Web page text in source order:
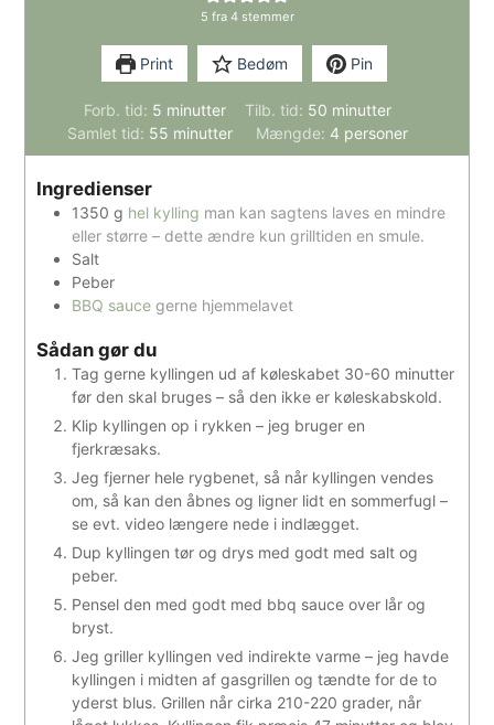
5 fra 4stemmer
Print Bedøm Pin
Forb. tid: 5 minutter
minutter Tilb. tid: 50 minutter
minutter
Samlet tid: 55 minutter
minutter Mængde: 4 personer
Ingredienser
1350 g hel kylling man kan sagtens laves en mindre
eller større – dette ændre kun grilltiden en smule.
Salt
Peber
BBQ sauce gerne hjemmelavet
Sådan gør du
Tag gerne kyllingen ud af køleskabet 30-60 minutter
før den skal bruges – så den ikke er køleskabskold.
Klip kyllingen op i rykken – jeg bruger en
fjerkræsaks.
Jeg fjerner hele rygbenet, så når kyllingen vendes
om, så kan den åbnes og ligner lidt en sommerfugl –
se evt. video længere nede i indlægget.
Dup kyllingen tør og drys med godt med salt og
peber.
Pensel den med godt med bbq sauce over lår og
bryst.
Jeg griller kyllingen ved indirekte varme – jeg havde
kyllingen i midten af gasgrillen og tændte for de to
yderst blus. Grillen når cirka 210-220 grader, når